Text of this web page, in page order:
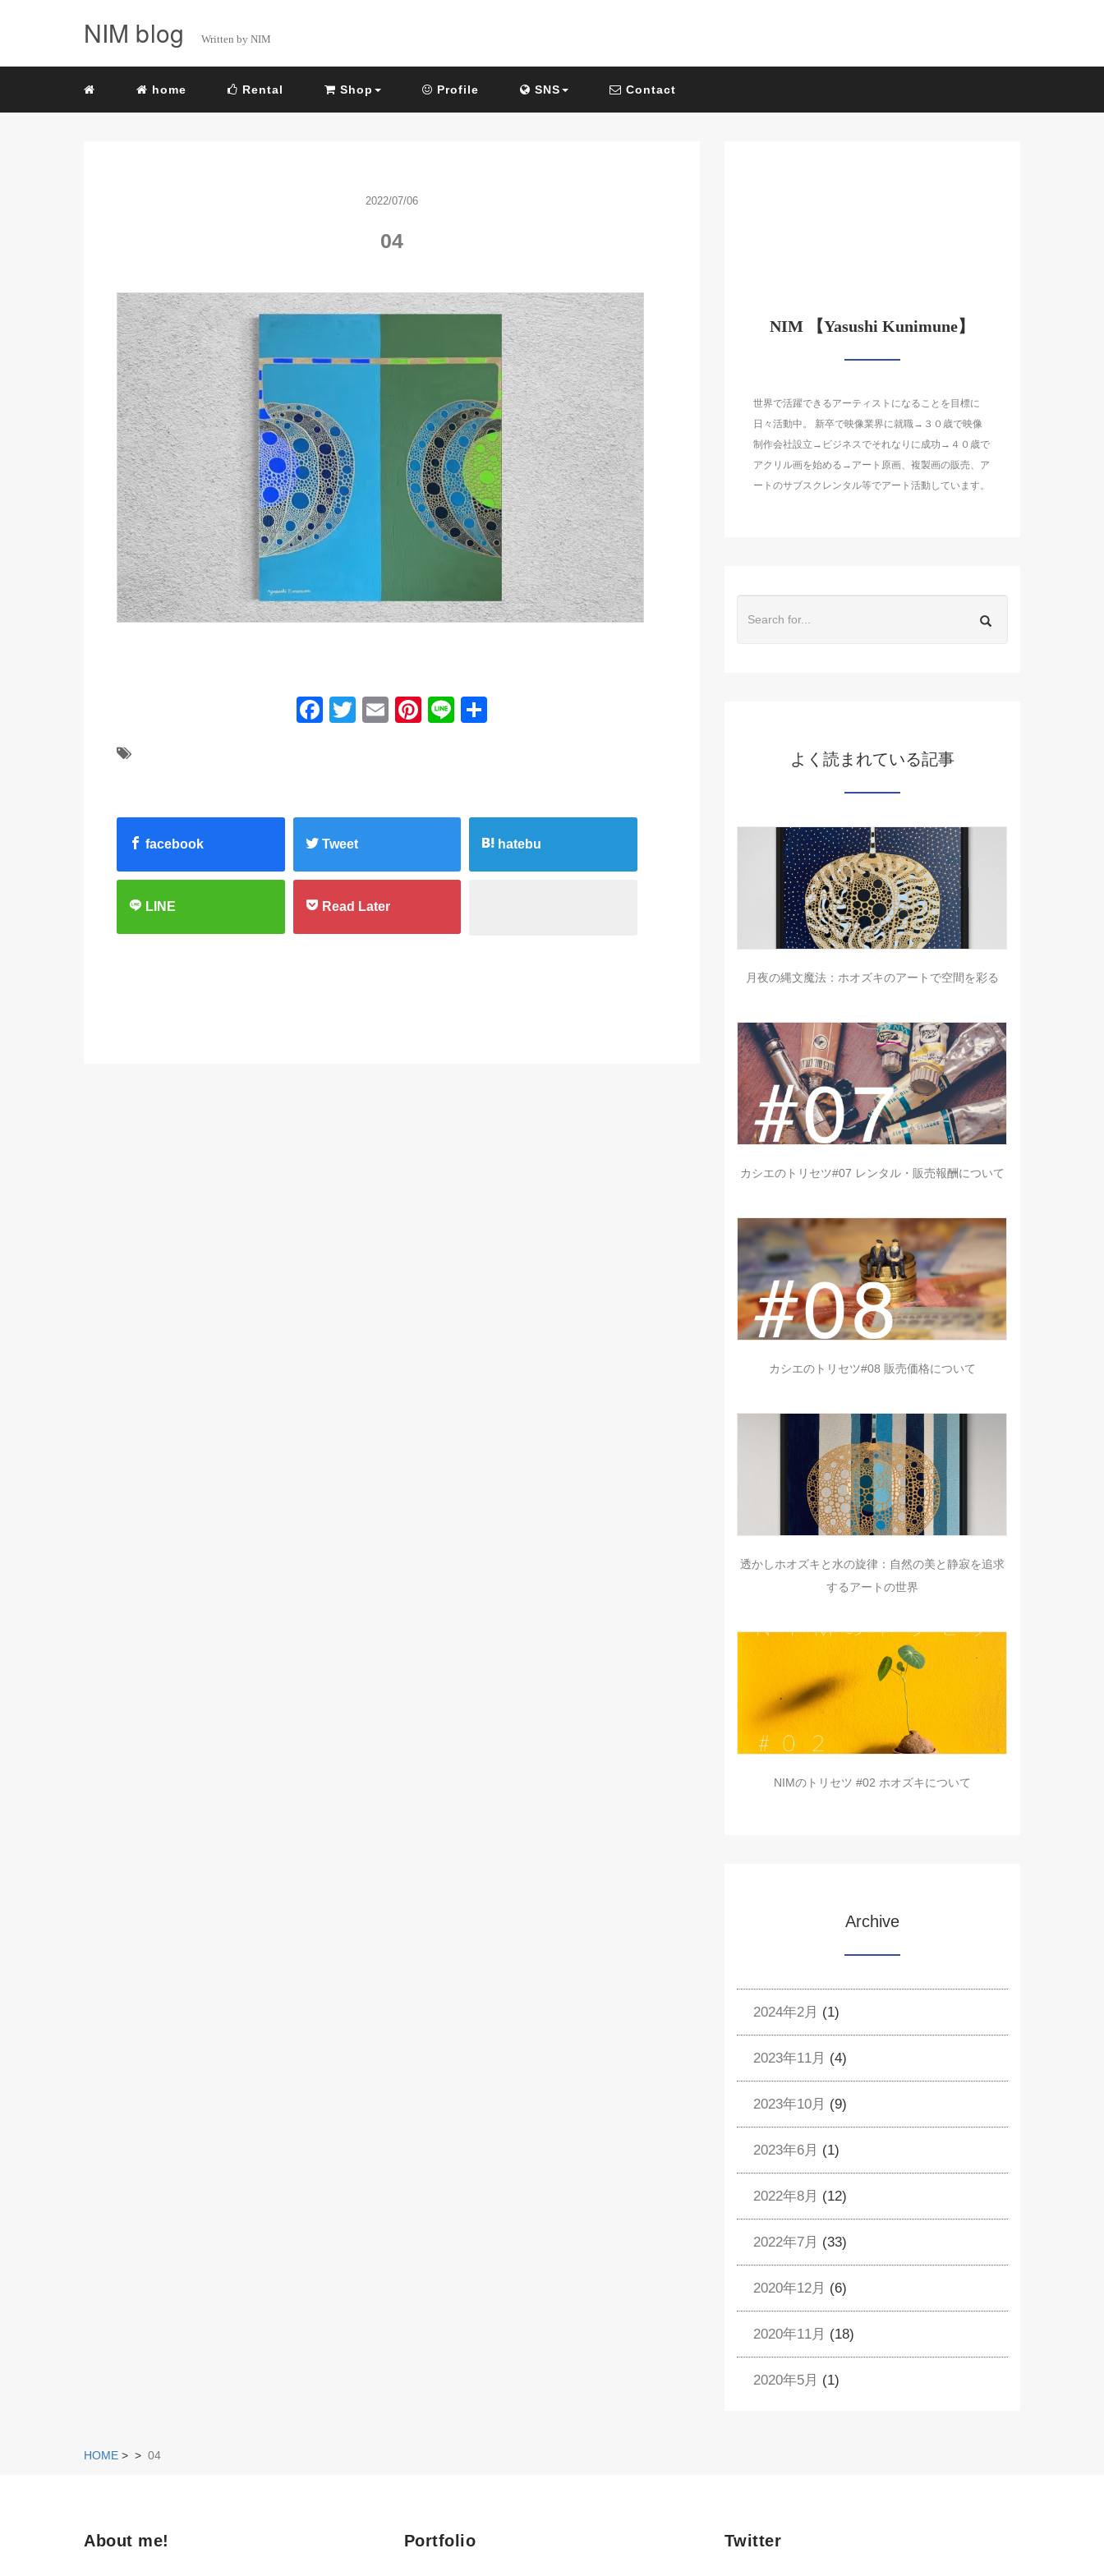
NIM blog Written by NIM
home Rental Shop Profile SNS Contact
2022/07/06
04
Facebook
Twitter
EmailPinterest
Line
facebook Tweet hatebu
LINE Read Later
NIM 【Yasushi Kunimune】
世界で活躍できるアーティストになることを目標に
日々活動中。 新卒で映像業界に就職→３０歳で映像
制作会社設立→ビジネスでそれなりに成功→４０歳で
アクリル画を始める→アート原画、複製画の販売、ア
ートのサブスクレンタル等でアート活動しています。
よく読まれている記事
月夜の縄文魔法：ホオズキのアートで空間を彩る
カシエのトリセツ#07 レンタル・販売報酬について
カシエのトリセツ#08 販売価格について
透かしホオズキと水の旋律：自然の美と静寂を追求
するアートの世界
NIMのトリセツ #02 ホオズキについて
Archive
2024年2月 (1)
2023年11月 (4)
2023年10月 (9)
2023年6月 (1)
2022年8月 (12)
2022年7月 (33)
2020年12月 (6)
2020年11月 (18)
2020年5月 (1)
HOME > > 04
About me! Portfolio Twitter